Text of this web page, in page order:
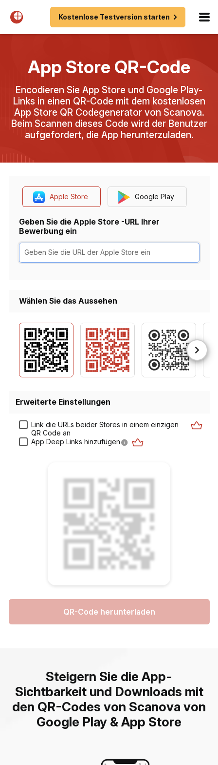
Kostenlose Testversion starten
App Store QR-Code
Encodieren Sie App Store und Google Play-
Links in einen QR-Code mit dem kostenlosen
App Store QR Codegenerator von Scanova.
Beim Scannen dieses Code wird der Benutzer
aufgefordert, die App herunterzuladen.
Apple Store Google Play
Geben Sie die Apple Store -URL Ihrer
Bewerbung ein
Wählen Sie das Aussehen
Erweiterte Einstellungen
Link die URLs beider Stores in einem einzigen
QR Code an
App Deep Links hinzufügen
QR-Code herunterladen
Steigern Sie die App-
Sichtbarkeit und Downloads mit
den QR-Codes von Scanova von
Google Play & App Store